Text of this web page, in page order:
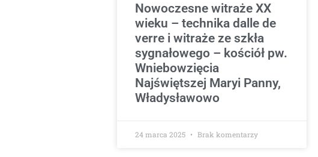
Nowoczesne witraże XX
wieku – technika dalle de
verre i witraże ze szkła
sygnałowego – kościół pw.
Wniebowzięcia
Najświętszej Maryi Panny,
Władysławowo
24 marca 2025 Brak komentarzy